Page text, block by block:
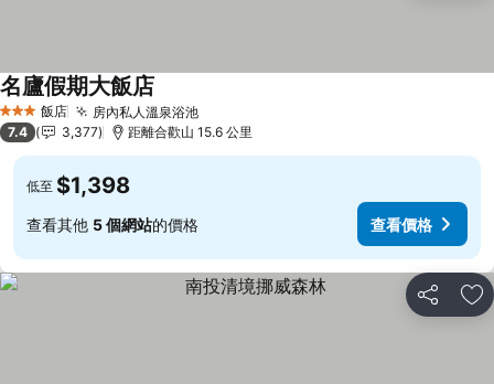
3 星級 飯店 房內私人溫泉浴池查看價格
名廬假期大飯店
7.4 3,377 距離合歡山 15.6 公里
低至 $1,398
查看其他 5 個網站的價格 查看價格
分享 加